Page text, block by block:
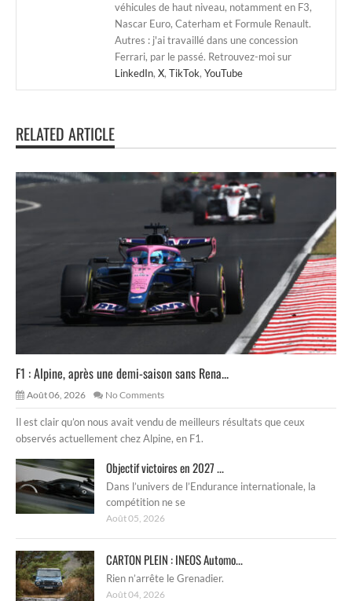
véhicules de haut niveau, notamment en F3,
Nascar Euro, Caterham et Formule Renault.
Autres : j'ai travaillé dans une concession
Ferrari, par le passé. Retrouvez-moi sur
LinkedIn, X, TikTok, YouTube
RELATED ARTICLE
F1 : Alpine, après une demi-saison sans Rena...
Août 06, 2026 No Comments
Il est clair qu’on nous avait vendu de meilleurs résultats que ceux
observés actuellement chez Alpine, en F1.
Objectif victoires en 2027 ...
Dans l’univers de l’Endurance internationale, la
compétition ne se
Août 05, 2026
CARTON PLEIN : INEOS Automo...
Rien n’arrête le Grenadier.
Août 04, 2026